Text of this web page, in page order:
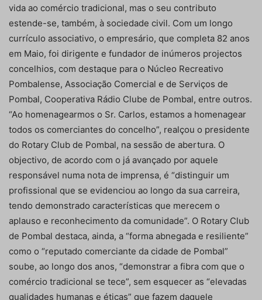
vida ao comércio tradicional, mas o seu contributo
estende-se, também, à sociedade civil. Com um longo
currículo associativo, o empresário, que completa 82 anos
em Maio, foi dirigente e fundador de inúmeros projectos
concelhios, com destaque para o Núcleo Recreativo
Pombalense, Associação Comercial e de Serviços de
Pombal, Cooperativa Rádio Clube de Pombal, entre outros.
“Ao homenagearmos o Sr. Carlos, estamos a homenagear
todos os comerciantes do concelho”, realçou o presidente
do Rotary Club de Pombal, na sessão de abertura. O
objectivo, de acordo com o já avançado por aquele
responsável numa nota de imprensa, é “distinguir um
profissional que se evidenciou ao longo da sua carreira,
tendo demonstrado características que merecem o
aplauso e reconhecimento da comunidade”. O Rotary Club
de Pombal destaca, ainda, a “forma abnegada e resiliente”
como o “reputado comerciante da cidade de Pombal”
soube, ao longo dos anos, “demonstrar a fibra com que o
comércio tradicional se tece”, sem esquecer as “elevadas
qualidades humanas e éticas” que fazem daquele